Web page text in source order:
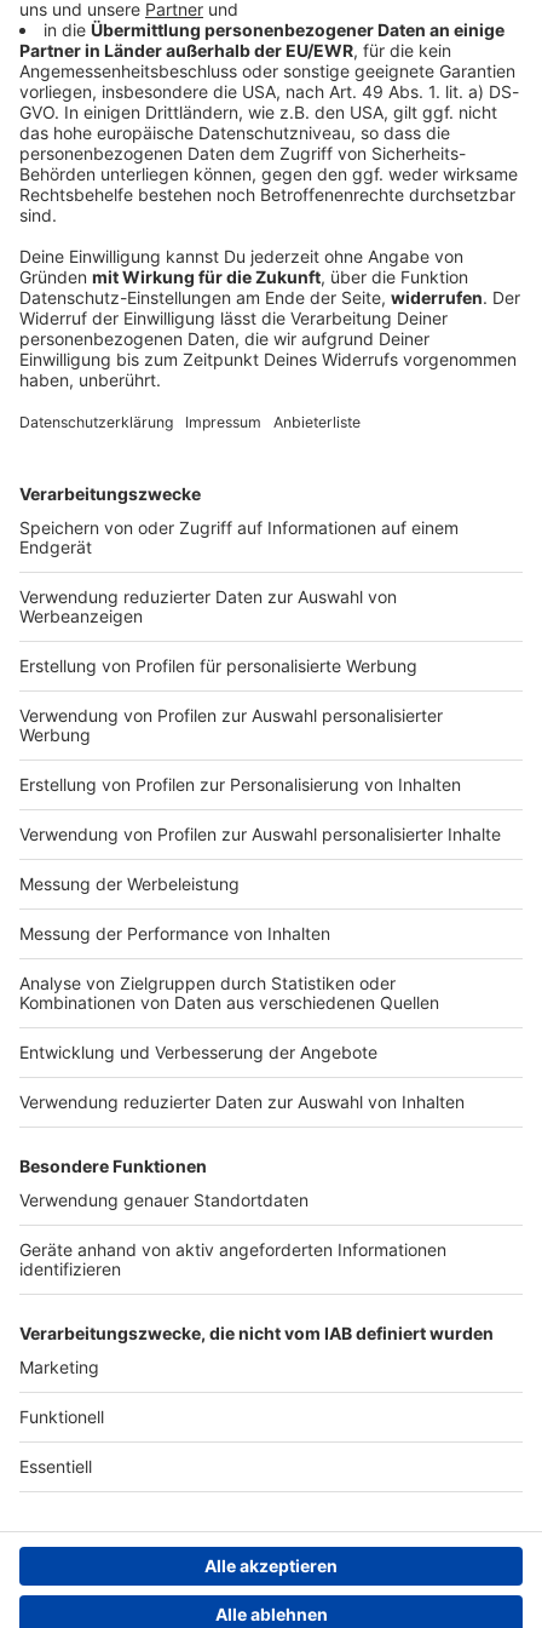
Impressum
Nutzungsbedingungen
Jobs
Presse
Archiv
Teilnahmebedingungen
Geschäftsbedingungen
ANTENNE BAYERN GROUP
Kontakt
Studio-Hotline
Werbung
Datenschutzerklärung
Cookie- und Drittanbieter-
einstellungen
Persönliche Datenkontrolle
ROCK ANTENNE
Region wechseln